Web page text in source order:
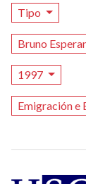
Tipo
Bruno
1997
Emigración e